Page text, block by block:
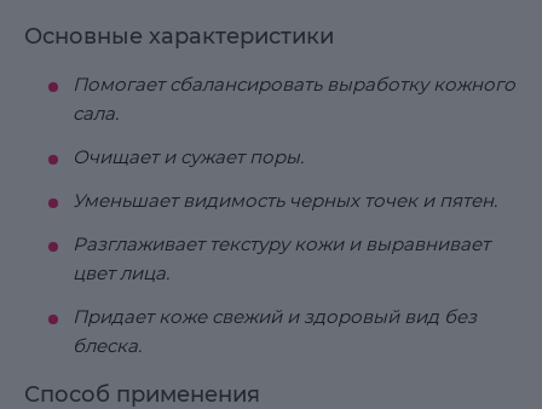
Основные характеристики
Помогает сбалансировать выработку кожного
сала.
Очищает и сужает поры.
Уменьшает видимость черных точек и пятен.
Разглаживает текстуру кожи и выравнивает
цвет лица.
Придает коже свежий и здоровый вид без
блеска.
Способ применения